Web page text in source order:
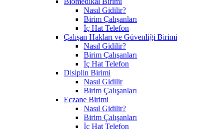
Nasıl Gidilir?
Birim Çalışanları
İç Hat Telefon
Çalışan Hakları ve Güvenliği Birimi
Nasıl Gidilir?
Birim Çalışanları
İç Hat Telefon
Disiplin Birimi
Nasıl Gidilir
Birim Çalışanları
Eczane Birimi
Nasıl Gidilir?
Birim Çalışanları
İç Hat Telefon